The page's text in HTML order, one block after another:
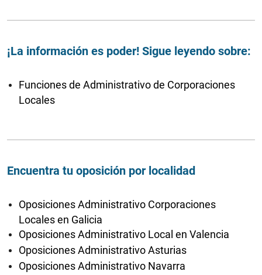
¡La información es poder! Sigue leyendo sobre:
Funciones de Administrativo de Corporaciones
Locales
Encuentra tu oposición por localidad
Oposiciones Administrativo Corporaciones
Locales en Galicia
Oposiciones Administrativo Local en Valencia
Oposiciones Administrativo Asturias
Oposiciones Administrativo Navarra